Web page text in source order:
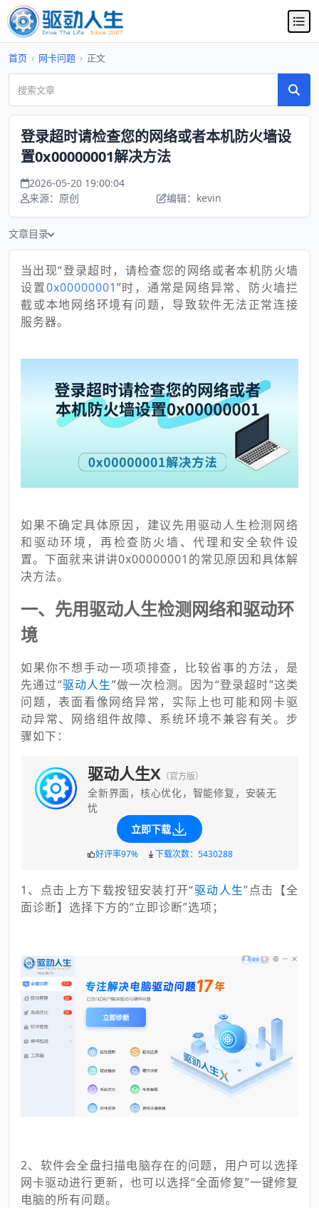
首页 › 网卡问题 › 正文
登录超时请检查您的网络或者本机防火墙设
置0x00000001解决方法
2026-05-20 19:00:04
来源：原创
编辑：kevin
文章目录
当出现“登录超时，请检查您的网络或者本机防火墙
设置0x00000001”时，通常是网络异常、防火墙拦
截或本地网络环境有问题，导致软件无法正常连接
服务器。
如果不确定具体原因，建议先用驱动人生检测网络
和驱动环境，再检查防火墙、代理和安全软件设
置。下面就来讲讲0x00000001的常见原因和具体解
决方法。
一、先用驱动人生检测网络和驱动环
境
如果你不想手动一项项排查，比较省事的方法，是
先通过“驱动人生”做一次检测。因为“登录超时”这类
问题，表面看像网络异常，实际上也可能和网卡驱
动异常、网络组件故障、系统环境不兼容有关。步
骤如下：
驱动人生X （官方版）
全新界面，核心优化，智能修复，安装无
忧
立即下载
好评率97% 下载次数：5430288
1、点击上方下载按钮安装打开“驱动人生”点击【全
面诊断】选择下方的“立即诊断”选项；
2、软件会全盘扫描电脑存在的问题，用户可以选择
网卡驱动进行更新，也可以选择“全面修复”一键修复
电脑的所有问题。